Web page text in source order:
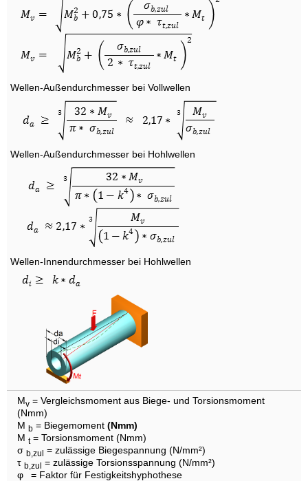
Wellen-Außendurchmesser bei Vollwellen
Wellen-Außendurchmesser bei Hohlwellen
Wellen-Innendurchmesser bei Hohlwellen
Mv = Vergleichsmoment aus Biege- und Torsionsmoment
(Nmm)
M b = Biegemoment (Nmm)
M t= Torsionsmoment (Nmm)
σ b,zul = zulässige Biegespannung (N/mm²)
τ b,zul = zulässige Torsionsspannung (N/mm²)
φ
= Faktor für Festigkeitshyphothese